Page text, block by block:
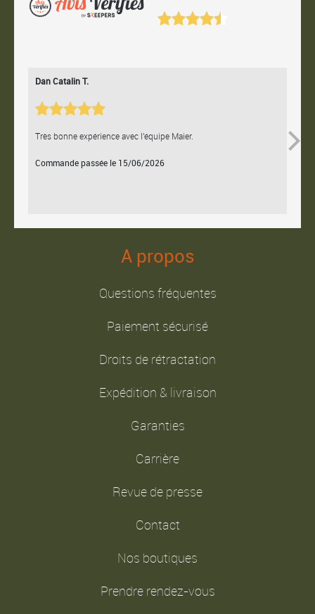
Dan Catalin T.
Très bonne expérience avec l'équipe Maier.
Commande passée le 15/06/2026
A propos
Questions fréquentes
Paiement sécurisé
Droits de rétractation
Expédition & livraison
Garanties
Carrière
Revue de presse
Contact
Nos boutiques
Prendre rendez-vous